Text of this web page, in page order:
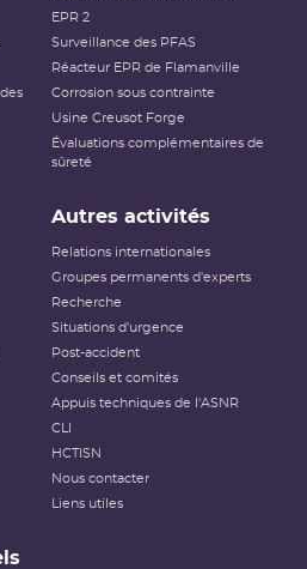
ayant des conséquences
grave
majeur
Nuclear and Radiological
événement vis-à-vis de la
. Cette échelle est
survenant sur les INB et aux
conséquences, potentielles ou
du public et des travailleurs.
événements ayant un impact
pour classer les événements
n’étant pas applicables dans ce
INES pour le
des incidents et
EPR 2
Surveillance des PFAS
Réacteur EPR de Flamanville
Corrosion sous contrainte
Usine Creusot Forge
Évaluations complémentaires de
sûreté
Autres activités
Relations internationales
Groupes permanents d'experts
Recherche
Situations d'urgence
Post-accident
Conseils et comités
Appuis techniques de l'ASNR
CLI
HCTISN
Nous contacter
Liens utiles